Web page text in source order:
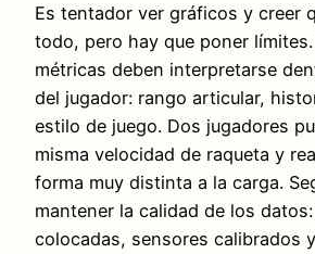
Es tentador ver gráficos y creer
todo, pero hay que poner
métricas deben interpretarse
del jugador: rango articular,
estilo de juego. Dos jugadores
misma velocidad de raqueta y
forma muy distinta a la carga.
mantener la calidad de los
colocadas, sensores calibrados